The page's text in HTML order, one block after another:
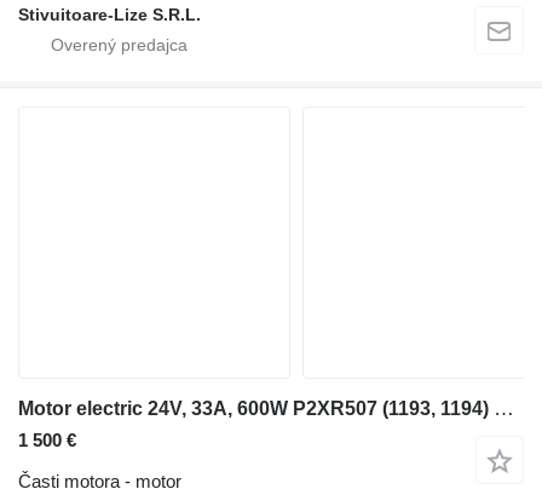
Stivuitoare-Lize S.R.L.
Motor electric 24V, 33A, 600W P2XR507 (1193, 1194) na vysokozdvižného vozíka
1 500 €
Časti motora - motor